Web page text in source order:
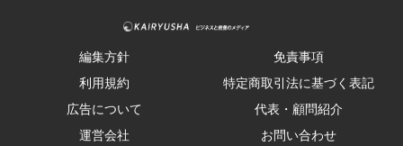
編集方針
免責事項
利用規約
特定商取引法に基づく表記
広告について
代表・顧問紹介
運営会社
お問い合わせ